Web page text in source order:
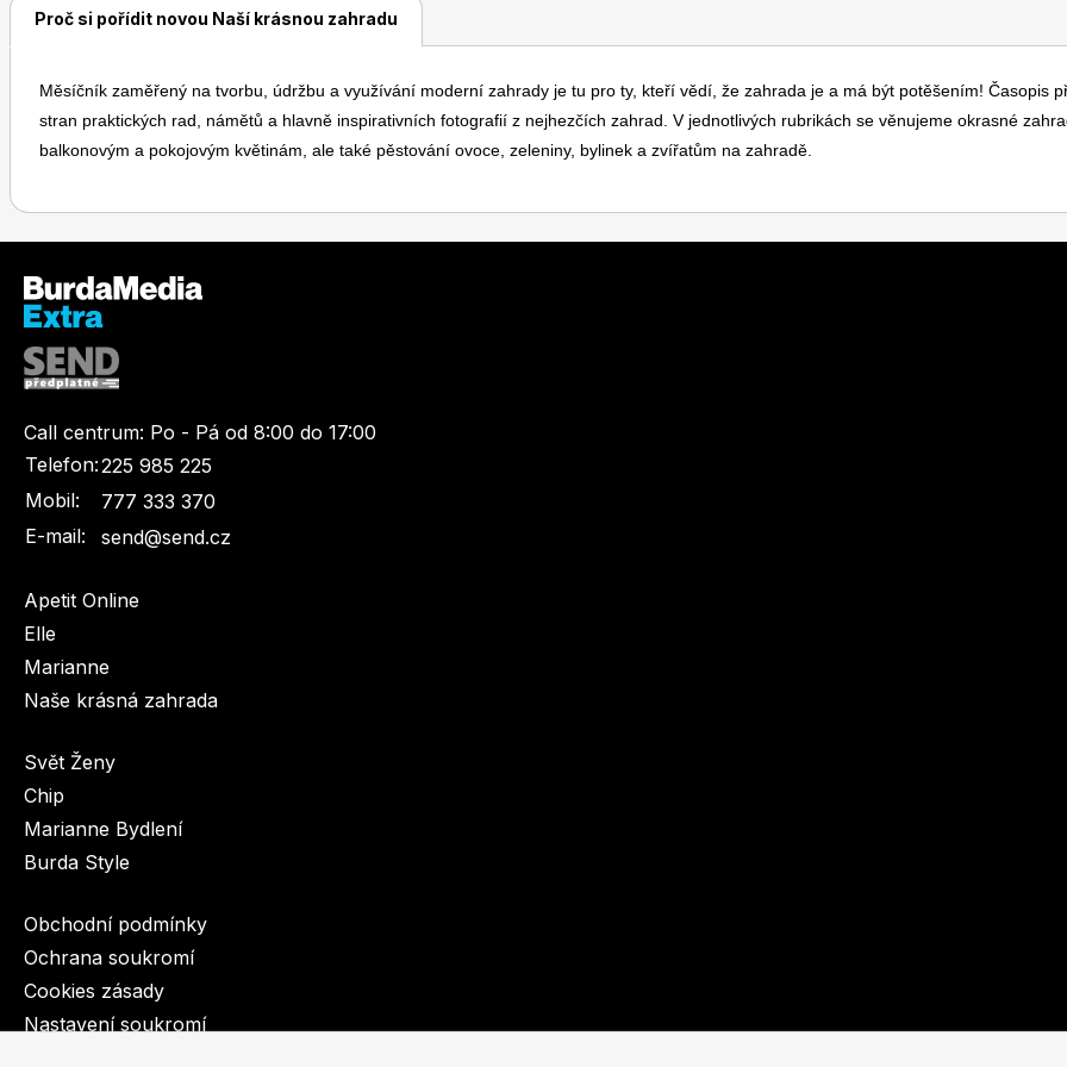
Proč si pořídit novou Naší krásnou zahradu
Měsíčník zaměřený na tvorbu, údržbu a využívání moderní zahrady je tu pro ty, kteří vědí, že zahrada je a má být potěšením! Časopis
stran praktických rad, námětů a hlavně inspirativních fotografií z nejhezčích zahrad. V jednotlivých rubrikách se věnujeme okrasné
balkonovým a pokojovým květinám, ale také pěstování ovoce, zeleniny, bylinek a zvířatům na zahradě.
Call centrum: Po - Pá od 8:00 do 17:00
Telefon:225 985 225
Mobil:
777 333 370
E-mail:
send@send.cz
Apetit Online
Elle
Marianne
Naše krásná zahrada
Svět Ženy
Chip
Marianne Bydlení
Burda Style
Obchodní podmínky
Ochrana soukromí
Cookies zásady
Nastavení soukromí